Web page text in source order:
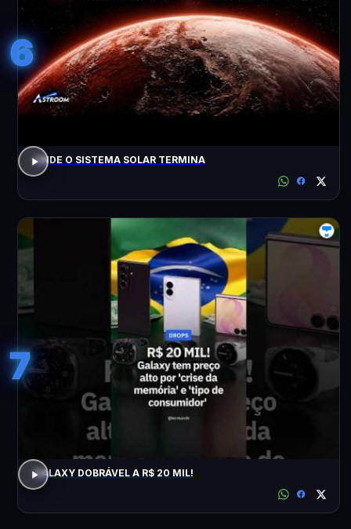
6
ONDE O SISTEMA SOLAR TERMINA
7
GALAXY DOBRÁVEL A R$ 20 MIL!